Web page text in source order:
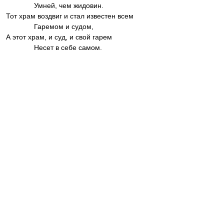
Умней, чем жидовин.
Тот храм воздвиг и стал известен всем
Гаремом и судом,
А этот храм, и суд, и свой гарем
Несет в себе самом.